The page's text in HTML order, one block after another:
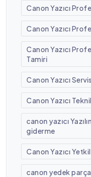
Canon Yazıcı
Canon Yazıcı
Canon Yazıcı
Tamiri
Canon Yazıcı
Canon Yazıcı
canon yazıcı
giderme
Canon Yazıcı
canon yedek parça